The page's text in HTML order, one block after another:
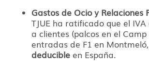
Gastos de Ocio y Relaciones
TJUE ha ratificado que el
a clientes (palcos en el Camp
entradas de F1 en
deducible en España.